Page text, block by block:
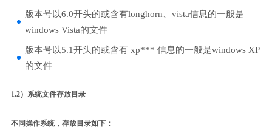
版本号以6.0开头的或含有longhorn、vista信息的一般是
windows Vista的文件
版本号以5.1开头的或含有 xp*** 信息的一般是windows XP
的文件
1.2）系统文件存放目录
不同操作系统，存放目录如下：